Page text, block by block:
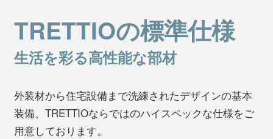
TRETTIOの標準仕様
生活を彩る高性能な部材
外装材から住宅設備まで洗練されたデザインの基本
装備、TRETTIOならではのハイスペックな仕様をご
用意しております。